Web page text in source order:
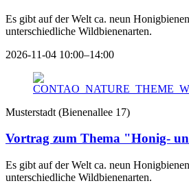
Es gibt auf der Welt ca. neun
unterschiedliche Wildbienenarten.
2026-11-04 10:00–14:00
Musterstadt (Bienenallee 17)
Vortrag zum Thema "Honig-
Es gibt auf der Welt ca. neun
unterschiedliche Wildbienenarten.